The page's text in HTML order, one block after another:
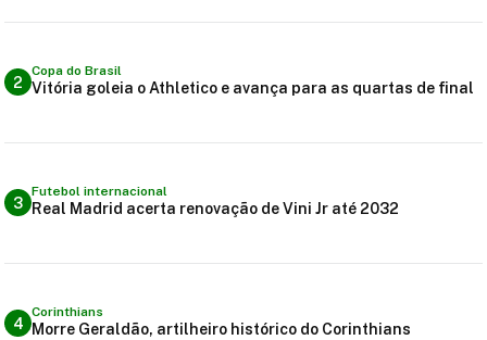
2
Copa do Brasil
Vitória goleia o Athletico e avança para as quartas de final
3
Futebol internacional
Real Madrid acerta renovação de Vini Jr até 2032
4
Corinthians
Morre Geraldão, artilheiro histórico do Corinthians